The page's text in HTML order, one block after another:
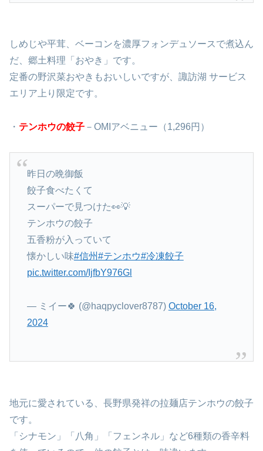
しめじや平茸、ベーコンを濃厚フォンデュソースで煮込ん
だ、郷土料理「おやき」です。
定番の野沢菜おやきもおいしいですが、諏訪湖 サービス
エリア上り限定です。
・ テンホウの餃子 － OMIアベニュー （1,296円）
昨日の晩御飯
餃子食べたくて
スーパーで見つけた👀💡
テンホウの餃子
五香粉が入っていて
懐かしい味#信州#テンホウ#冷凍餃子
pic.twitter.com/IjfbY976Gl
— ミイー🍀 (@haqpyclover8787) October 16,
2024
地元に愛されている、長野県発祥の拉麺店テンホウの餃子
です。
「シナモン」「八角」「フェンネル」など6種類の香辛料